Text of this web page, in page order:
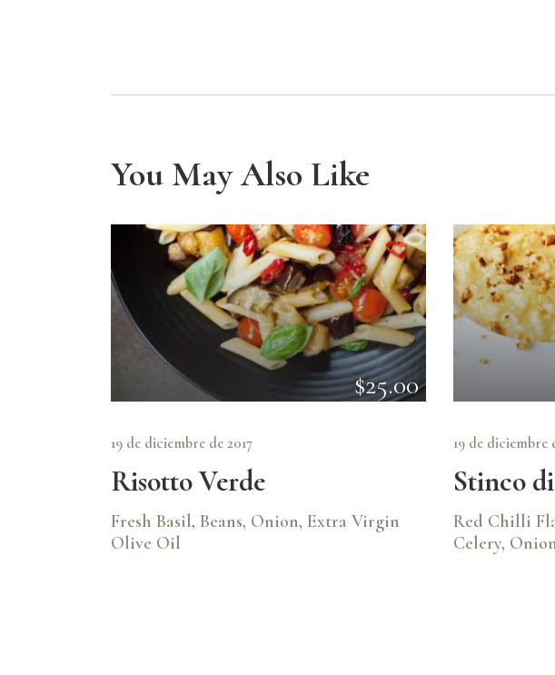
You May Also Like
$25.00
19 de diciembre de 2017
Risotto Verde
Fresh Basil, Beans, Onion, Extra Virgin
Olive Oil
19 de diciembre
Stinco
Red Chilli
Celery,